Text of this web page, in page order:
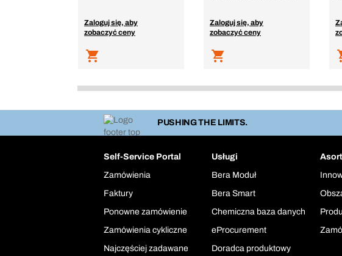
Zaloguj się, aby
zobaczyć ceny
Zaloguj się, aby
zobaczyć ceny
PUSHING THE LIMITS.
Self-Service Portal
Zamówienia
Faktury
Ponowne zamówienie
Zamówienia cykliczne
Najczęściej zadawane
Usługi
Bera Moduł
Bera Smart
Chemiczna baza danych
eProcurement
Doradca produktowy